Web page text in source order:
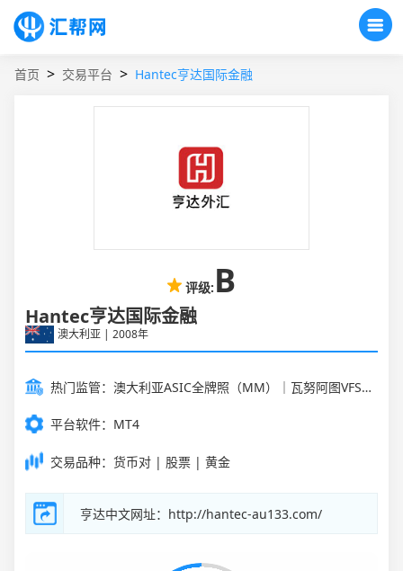
首页 > 交易平台 > Hantec亨达国际金融
评级: B
Hantec亨达国际金融
澳大利亚 | 2008年
热门监管：澳大利亚ASIC全牌照（MM）｜瓦努阿图VFSC
平台软件：MT4
交易品种：货币对 | 股票 | 黄金
亨达中文网址：http://hantec-au133.com/